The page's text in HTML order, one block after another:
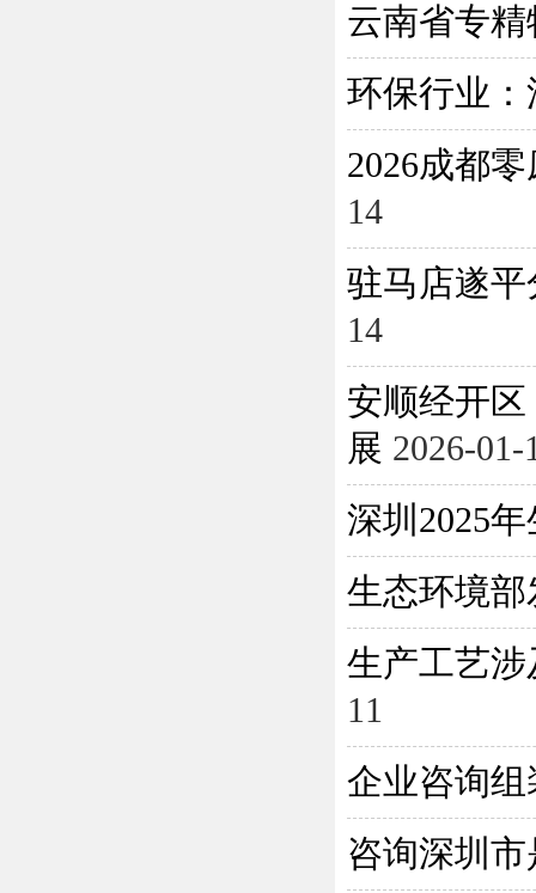
云南省专
环保行业
2026成都
14
驻马店遂平
14
安顺经开
展 2026-01-
深圳2025
生态环境
生产工艺
11
企业咨询
咨询深圳